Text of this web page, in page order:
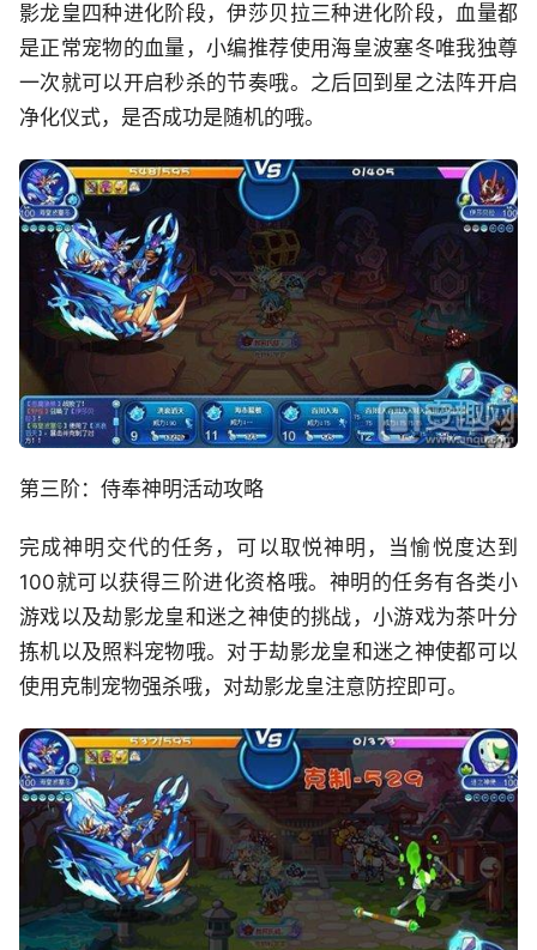
影龙皇四种进化阶段，伊莎贝拉三种进化阶段，血量都
是正常宠物的血量，小编推荐使用海皇波塞冬唯我独尊
一次就可以开启秒杀的节奏哦。之后回到星之法阵开启
净化仪式，是否成功是随机的哦。
第三阶：侍奉神明活动攻略
完成神明交代的任务，可以取悦神明，当愉悦度达到
100就可以获得三阶进化资格哦。神明的任务有各类小
游戏以及劫影龙皇和迷之神使的挑战，小游戏为茶叶分
拣机以及照料宠物哦。对于劫影龙皇和迷之神使都可以
使用克制宠物强杀哦，对劫影龙皇注意防控即可。